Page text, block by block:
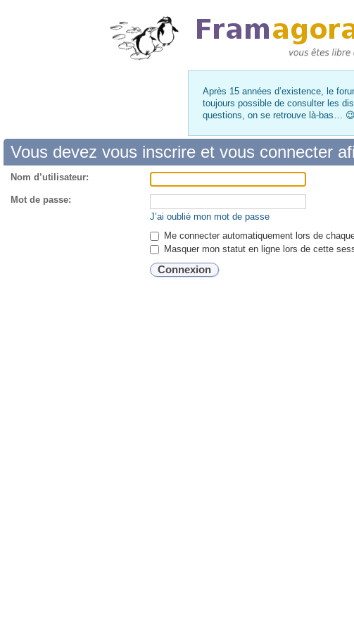
Après 15 années d’existence, le
toujours possible de consulter les
questions, on se retrouve là-bas… 😉
Vous devez vous inscrire et vous connecter
Nom d’utilisateur:
Mot de passe:
J’ai oublié mon mot de passe
Me connecter automatiquement lors de
Masquer mon statut en ligne lors de cette